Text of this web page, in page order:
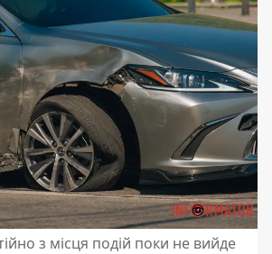
з місця подій поки не вийде